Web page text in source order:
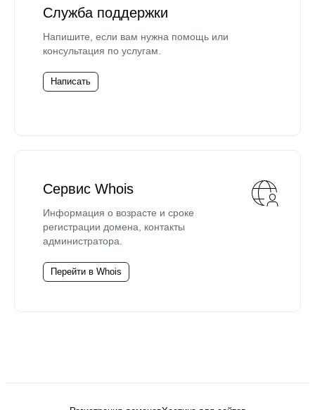
Служба поддержки
Напишите, если вам нужна помощь или
консультация по услугам.
Написать
Сервис Whois
Информация о возрасте и сроке
регистрации домена, контакты
администратора.
Перейти в Whois